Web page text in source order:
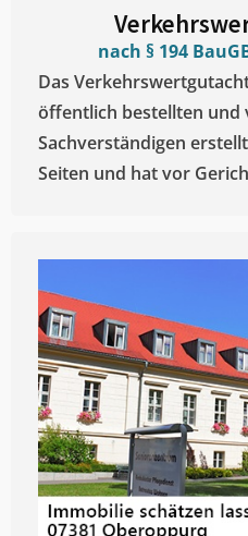
nach § 194
Das
öffentlich bestellten und
Sachverständigen
Seiten und hat vor